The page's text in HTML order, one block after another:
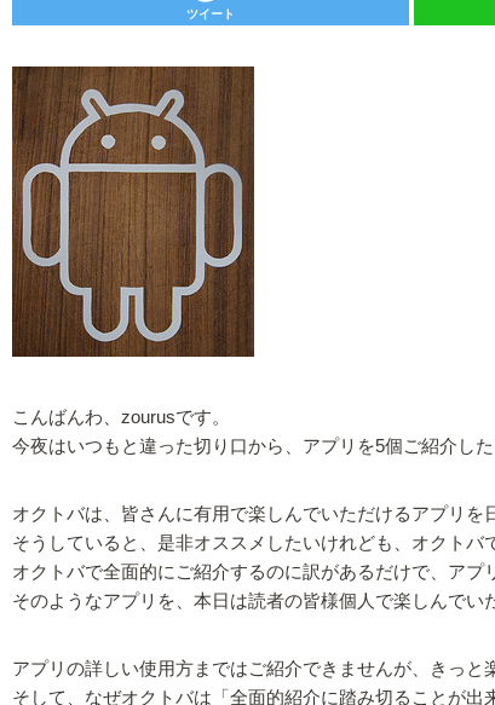
ツイート
こんばんわ、zourusです。
今夜はいつもと違った切り口から、アプリを5個ご紹介した
オクトバは、皆さんに有用で楽しんでいただけるアプリを
そうしていると、是非オススメしたいけれども、オクト
オクトバで全面的にご紹介するのに訳があるだけで、アプ
そのようなアプリを、本日は読者の皆様個人で楽しんでい
アプリの詳しい使用方まではご紹介できませんが、きっと
そして、なぜオクトバは「全面的紹介に踏み切ることが出